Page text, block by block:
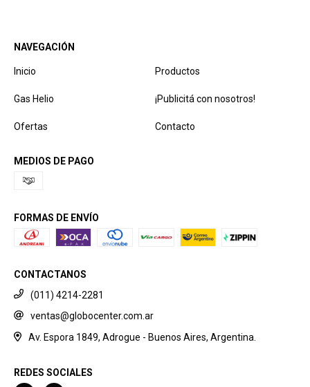
NAVEGACIÓN
Inicio Productos
Gas Helio ¡Publicitá con nosotros!
Ofertas Contacto
MEDIOS DE PAGO
FORMAS DE ENVÍO
CONTACTANOS
(011) 4214-2281
ventas@globocenter.com.ar
Av. Espora 1849, Adrogue - Buenos Aires, Argentina.
REDES SOCIALES